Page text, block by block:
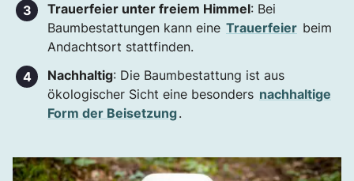
Trauerfeier unter freiem Himmel: Bei
Baumbestattungen kann eine Trauerfeier beim
Andachtsort stattfinden.
Nachhaltig: Die Baumbestattung ist aus
ökologischer Sicht eine besonders nachhaltige
Form der Beisetzung.